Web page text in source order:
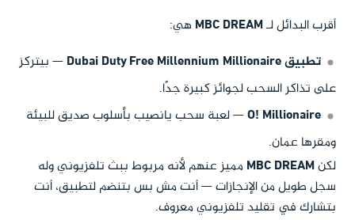
أقرب البدائل لـMBC DREAM هي:
تطبيق Dubai Duty Free Millennium Millionaire
— بيتركز
على تذاكر السحب لجوائز كبيرة جدًا.
O! Millionaire— لعبة سحب يانصيب بأسلوب صديق للبيئة
ومقرها عمان.
لكنMBC DREAMمميز عنهم لأنه مربوط ببث تلفزيوني وله
سجل طويل من الإنجازات — أنت مش بس بتنضم لتطبيق، أنت
بتشارك في تقليد تلفزيوني معروف.